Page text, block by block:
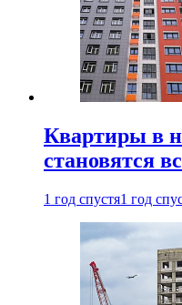
Квартиры в
становятся
1 год спустя1 год